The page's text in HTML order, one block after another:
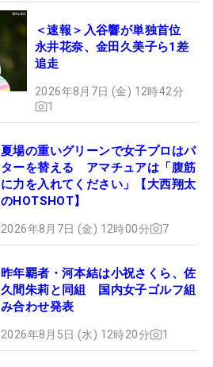
＜速報＞入谷響が単独首位
永井花奈、金田久美子ら1差
追走
2026年8月7日 (金) 12時42分
1
夏場の重いグリーンで女子プロはパ
ターを替える アマチュアは「腹筋
に力を入れてください」【大西翔太
のHOTSHOT】
2026年8月7日 (金) 12時00分 7
昨年覇者・河本結は小祝さくら、佐
久間朱莉と同組 国内女子ゴルフ組
み合わせ発表
2026年8月5日 (水) 12時20分 1